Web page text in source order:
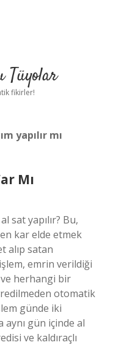
Tüyolar
fikirler!
yapılır mı
Mı
sat yapılır? Bu,
kar elde etmek
alıp satan
emrin verildiği
herhangi bir
otomatik
günde iki
gün içinde al
ve kaldıraçlı